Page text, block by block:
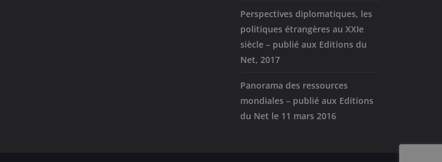
Perspectives diplomatiques, les
politiques étrangères au XXIe
siècle – publié aux Editions du
Net, 2017
Panorama des ressources
mondiales – publié aux Editions
du Net le 11 mars 2016